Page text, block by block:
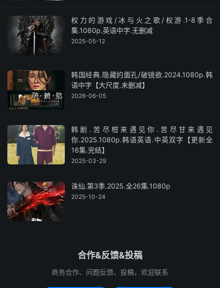
权力的游戏/冰与火之歌/权游.1-8季合
集.1080p.英语中字.无删减
2025-05-12
韩国经典.隐藏的面孔/破镜欲.2024.1080p.韩
语中字【大尺度.未删减】
2026-06-05
韩剧.苦尽柑来遇见你.苦尽甘来遇见
你.2025.1080p.韩语英语.中英双字【更新全
16集.完结】
2025-03-29
诛仙.第3季.2025.全26集.1080p
2025-10-24
合作&反馈&投稿
商务合作、问题反馈、投稿，欢迎联系